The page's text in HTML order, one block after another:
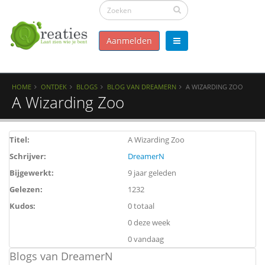
Aanmelden
HOME ONTDEK BLOGS BLOG VAN DREAMERN A WIZARDING ZOO
A Wizarding Zoo
Titel:
A Wizarding Zoo
Schrijver:
DreamerN
Bijgewerkt:
9 jaar geleden
Gelezen:
1232
Kudos:
0 totaal
0 deze week
0 vandaag
Blogs van DreamerN